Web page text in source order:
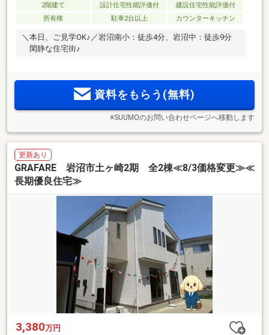
2階建て 設計住宅性能評価付
建設住宅性能評価付
所有権
駐車2台以上 カウンターキッチン
＼本日、ご見学OK♪／岩沼南小：徒歩4分、岩沼中：徒歩9分
閑静な住宅街♪
資料をもらう(無料)
※SUUMOのお問い合わせページへ移動します
更新あり
GRAFARE 岩沼市土ヶ崎2期 全2棟≪8/3価格変更≫≪
長期優良住宅≫
3,380万円